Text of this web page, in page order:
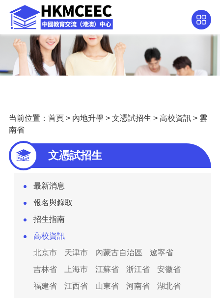
当前位置： 首頁> 內地升學 > 文憑試招生 > 高校資訊> 雲
南省
文憑試招生
最新消息
報名與錄取
招生指南
高校資訊
北京市
天津市 內蒙古自治區
遼寧省
吉林省
上海市 江蘇省 浙江省
安徽省
福建省
江西省 山東省 河南省
湖北省